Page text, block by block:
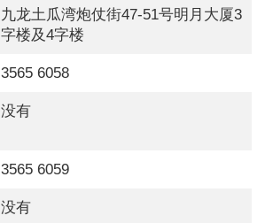
九龙土瓜湾炮仗街47-51号明月大厦3
字楼及4字楼
3565 6058
没有
3565 6059
没有